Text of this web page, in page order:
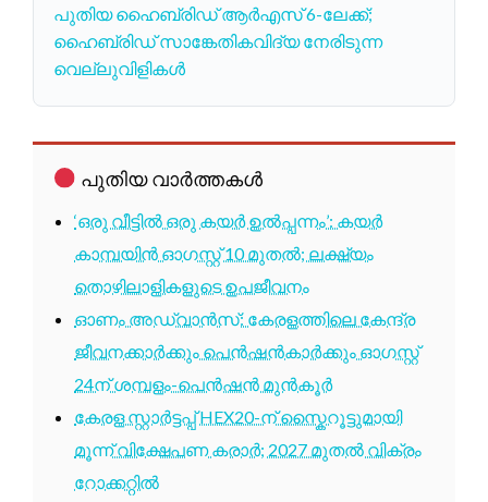
പുതിയ ഹൈബ്രിഡ് ആർഎസ് 6-ലേക്ക്;
ഹൈബ്രിഡ് സാങ്കേതികവിദ്യ നേരിടുന്ന
വെല്ലുവിളികൾ
പുതിയ വാർത്തകൾ
‘ഒരു വീട്ടിൽ ഒരു കയർ ഉൽപ്പന്നം’: കയർ
കാമ്പയിൻ ഓഗസ്റ്റ് 10 മുതൽ; ലക്ഷ്യം
തൊഴിലാളികളുടെ ഉപജീവനം
ഓണം അഡ്വാൻസ്: കേരളത്തിലെ കേന്ദ്ര
ജീവനക്കാർക്കും പെൻഷൻകാർക്കും ഓഗസ്റ്റ്
24ന് ശമ്പളം-പെൻഷൻ മുൻകൂർ
കേരള സ്റ്റാർട്ടപ്പ് HEX20-ന് സ്കൈറൂട്ടുമായി
മൂന്ന് വിക്ഷേപണ കരാർ; 2027 മുതൽ വിക്രം
റോക്കറ്റിൽ